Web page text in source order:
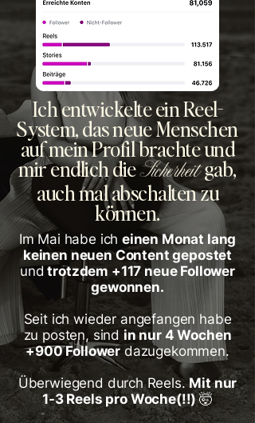
Ich entwickelte ein Reel-
System, das neue Menschen
auf mein Profil brachte und
mir endlich dieSicherheitgab,
auch mal abschalten zu
können.
Im Mai habe ich einen Monat lang
keinen neuen Content gepostet
und trotzdem +117 neue Follower
gewonnen.
Seit ich wieder angefangen habe
zu posten, sind in nur 4 Wochen
+900 Followerdazugekommen.
Überwiegend durch Reels.Mit nur
1-3 Reels pro Woche(!!) 🤯